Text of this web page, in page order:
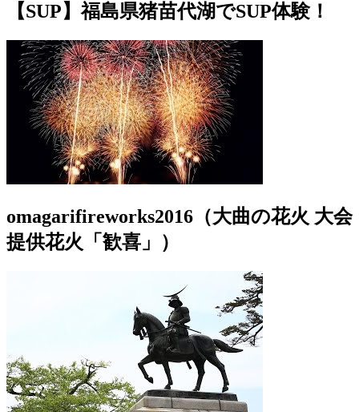
【SUP】福島県猪苗代湖でSUP体験！
omagarifireworks2016（大曲の花火 大会
提供花火「歓喜」）